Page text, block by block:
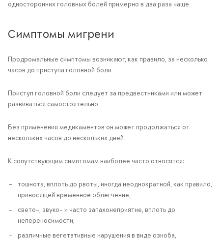
односторонних головных болей примерно в два раза чаще.
Симптомы мигрени
Продромальные симптомы возникают, как правило, за несколько
часов до приступа головной боли.
Приступ головной боли следует за предвестниками или может
развиваться самостоятельно.
Без применения медикаментов он может продолжаться от
нескольких часов до нескольких дней.
К сопутствующим симптомам наиболее часто относятся:
тошнота, вплоть до рвоты, иногда неоднократной, как правило,
приносящей временное облегчение;
свето-, звуко- и часто запахонеприятие, вплоть до
непереносимости;
различные вегетативные нарушения в виде озноба,